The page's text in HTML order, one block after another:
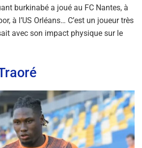
burkinabé a joué au FC Nantes, à
à l’US Orléans… C’est un joueur très
avec son impact physique sur le